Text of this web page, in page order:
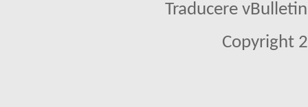
Traducere
Copyright